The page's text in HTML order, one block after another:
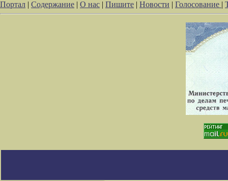
Портал | Содержание | О нас | Пишите | Новости | Голосование |